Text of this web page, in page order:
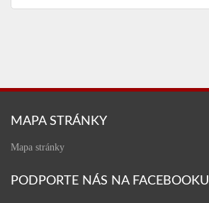
MAPA STRÁNKY
Mapa stránky
PODPORTE NÁS NA FACEBOOKU